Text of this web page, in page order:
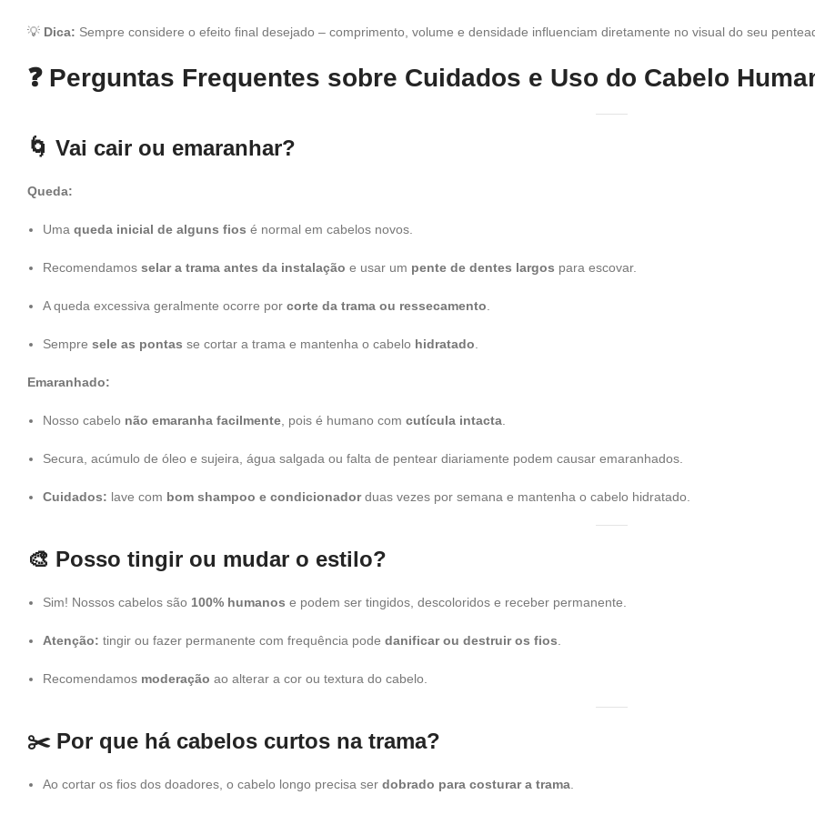
💡 Dica: Sempre considere o efeito final desejado – comprimento, volume e densidade influenciam diretamente no visual do seu
❓ Perguntas Frequentes sobre Cuidados e Uso do Cabelo
🌀 Vai cair ou emaranhar?
Queda:
Uma queda inicial de alguns fios é normal em cabelos novos.
Recomendamos selar a trama antes da instalação e usar um pente de dentes largos para escovar.
A queda excessiva geralmente ocorre por corte da trama ou ressecamento
Sempre sele as pontas se cortar a trama e mantenha o cabelo hidratado
Emaranhado:
Nosso cabelo não emaranha facilmente , pois é humano com cutícula intacta
Secura, acúmulo de óleo e sujeira, água salgada ou falta de pentear diariamente podem causar emaranhados.
Cuidados: lave com bom shampoo e condicionadorduas vezes por semana e mantenha o cabelo hidratado.
🎨 Posso tingir ou mudar o estilo?
Sim! Nossos cabelos são 100% humanos e podem ser tingidos, descoloridos e receber permanente.
Atenção: tingir ou fazer permanente com frequência pode danificar ou destruir os fios
Recomendamos moderação ao alterar a cor ou textura do cabelo.
✂️ Por que há cabelos curtos na trama?
Ao cortar os fios dos doadores, o cabelo longo precisa ser dobrado para costurar a trama